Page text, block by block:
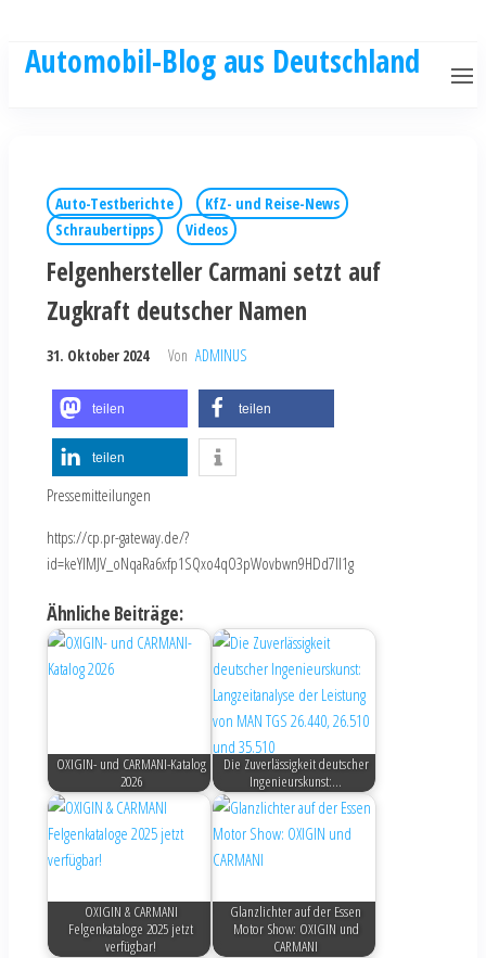
Automobil-Blog aus Deutschland
Auto-Testberichte
KfZ- und Reise-News
Schraubertipps
Videos
Felgenhersteller Carmani setzt auf
Zugkraft deutscher Namen
31. Oktober 2024 Von ADMINUS
teilen teilen
teilen
Pressemitteilungen
https://cp.pr-gateway.de/?
id=keYlMJV_oNqaRa6xfp1SQxo4qO3pWovbwn9HDd7Il1g
Ähnliche Beiträge:
OXIGIN- und CARMANI-Katalog
2026
Die Zuverlässigkeit deutscher
Ingenieurskunst:…
OXIGIN & CARMANI
Felgenkataloge 2025 jetzt
verfügbar!
Glanzlichter auf der Essen
Motor Show: OXIGIN und
CARMANI